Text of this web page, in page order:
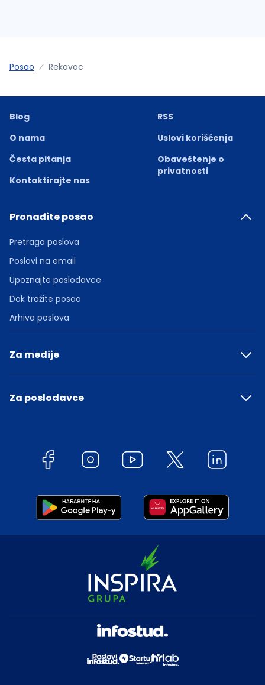
Posao Rekovac
Blog
O nama
Česta pitanja
Kontaktirajte nas
RSS
Uslovi korišćenja
Obaveštenje o
privatnosti
Pronađite posao
Pretraga poslova
Poslovi na email
Upoznajte poslodavce
Dok tražite posao
Arhiva poslova
Za medije
Za poslodavce